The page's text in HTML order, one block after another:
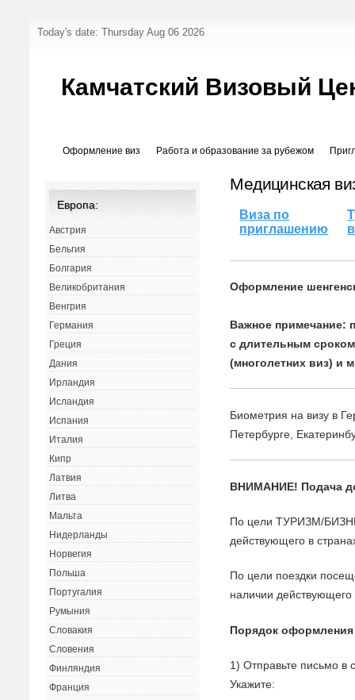
Today's date: Thursday Aug 06 2026
Камчатский Визовый
Оформление виз Работа и образование за рубежом
Медицинская
Виза по
приглашению
Оформление
Важное примечание:
с длительным
(многолетних виз) и
Биометрия на визу в
Петербурге,
ВНИМАНИЕ! Подача
По цели ТУРИЗМ/
действующего в
По цели поездки
наличии
Порядок
1) Отправьте письмо
Укажите:
Европа:
Австрия
Бельгия
Болгария
Великобритания
Венгрия
Германия
Греция
Дания
Ирландия
Исландия
Испания
Италия
Кипр
Латвия
Литва
Мальта
Нидерланды
Норвегия
Польша
Португалия
Румыния
Словакия
Словения
Финляндия
Франция